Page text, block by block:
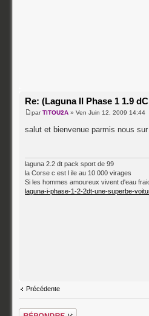
Re: (Laguna II Phase 1 1.9
parTITOU2A » Ven Juin 12, 2009 14:44
salut et bienvenue parmis nous
laguna 2.2 dt pack sport de 99
la Corse c est l ile au 10 000 virages
Si les hommes amoureux vivent d'eau
laguna-i-phase-1-2-2dt-une-superbe-
Précédente
Répondre